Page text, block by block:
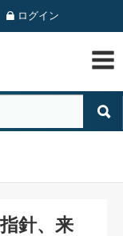
ログイン
針、来